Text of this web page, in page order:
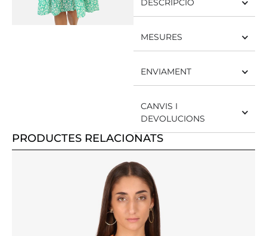
DESCRIPCIÓ
MESURES
ENVIAMENT
CANVIS I
DEVOLUCIONS
PRODUCTES RELACIONATS